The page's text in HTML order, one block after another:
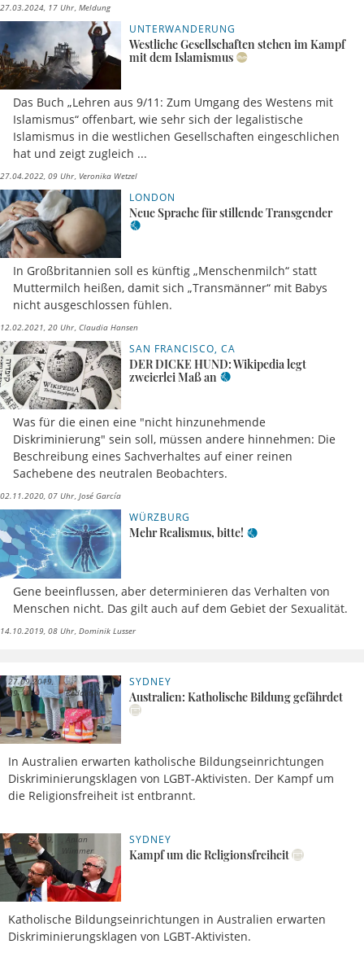
27.03.2024, 17 Uhr Meldung
UNTERWANDERUNG
Westliche Gesellschaften stehen im Kampf
mit dem Islamismus
Das Buch „Lehren aus 9/11: Zum Umgang des Westens mit
Islamismus“ offenbart, wie sehr sich der legalistische
Islamismus in die westlichen Gesellschaften eingeschlichen
hat und zeigt zugleich ...
27.04.2022, 09 Uhr Veronika Wetzel
LONDON
Neue Sprache für stillende Transgender
In Großbritannien soll es künftig „Menschenmilch“ statt
Muttermilch heißen, damit sich „Transmänner“ mit Babys
nicht ausgeschlossen fühlen.
12.02.2021, 20 Uhr Claudia Hansen
SAN FRANCISCO, CA
DER DICKE HUND: Wikipedia legt
zweierlei Maß an
Was für die einen eine "nicht hinzunehmende
Diskriminierung" sein soll, müssen andere hinnehmen: Die
Beschreibung eines Sachverhaltes auf einer reinen
Sachebene des neutralen Beobachters.
02.11.2020, 07 Uhr José García
WÜRZBURG
Mehr Realismus, bitte!
Gene beeinflussen, aber determinieren das Verhalten von
Menschen nicht. Das gilt auch auf dem Gebiet der Sexualität.
14.10.2019, 08 Uhr Dominik Lusser
SYDNEY
Australien: Katholische Bildung gefährdet
In Australien erwarten katholische Bildungseinrichtungen
Diskriminierungsklagen von LGBT-Aktivisten. Der Kampf um
die Religionsfreiheit ist entbrannt.
27.09.2019,
09 Uhr
Redaktion
SYDNEY
Kampf um die Religionsfreiheit
Katholische Bildungseinrichtungen in Australien erwarten
Diskriminierungsklagen von LGBT-Aktivisten.
27.09.2019,
08 Uhr
Anian
Wimmer